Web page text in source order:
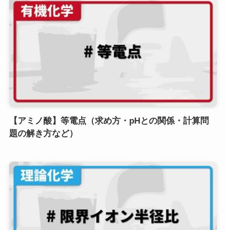
【アミノ酸】等電点（求め方・pHとの関係・計算問
題の解き方など）